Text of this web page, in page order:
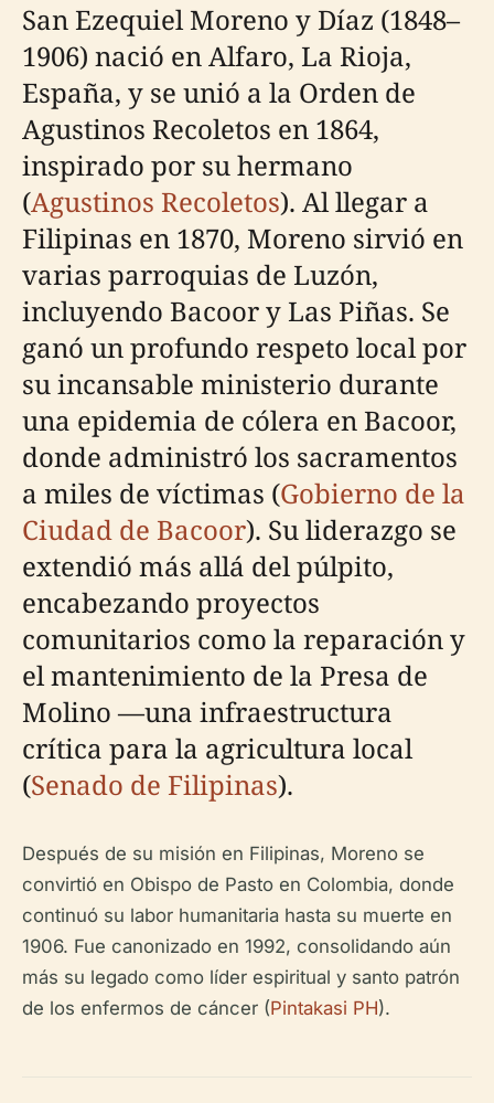
San Ezequiel Moreno y Díaz (1848–
1906) nació en Alfaro, La Rioja,
España, y se unió a la Orden de
Agustinos Recoletos en 1864,
inspirado por su hermano
(Agustinos Recoletos). Al llegar a
Filipinas en 1870, Moreno sirvió en
varias parroquias de Luzón,
incluyendo Bacoor y Las Piñas. Se
ganó un profundo respeto local por
su incansable ministerio durante
una epidemia de cólera en Bacoor,
donde administró los sacramentos
a miles de víctimas (Gobierno de la
Ciudad de Bacoor). Su liderazgo se
extendió más allá del púlpito,
encabezando proyectos
comunitarios como la reparación y
el mantenimiento de la Presa de
Molino —una infraestructura
crítica para la agricultura local
(Senado de Filipinas).
Después de su misión en Filipinas, Moreno se
convirtió en Obispo de Pasto en Colombia, donde
continuó su labor humanitaria hasta su muerte en
1906. Fue canonizado en 1992, consolidando aún
más su legado como líder espiritual y santo patrón
de los enfermos de cáncer (Pintakasi PH).